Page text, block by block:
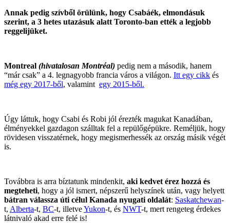
Annak pedig szívből örülünk, hogy Csabáék, elmondásuk
szerint, a 3 hetes utazásuk alatt Toronto-ban ették a legjobb
reggelijüket.
Montreal (hivatalosan Montréal) pedig nem a második, hanem
“már csak” a 4. legnagyobb francia város a világon. Itt egy cikk és
még egy 2017-ből, valamint egy 2015-ből.
Úgy láttuk, hogy Csabi és Robi jól érezték magukat Kanadában,
élményekkel gazdagon szálltak fel a repülőgépükre. Reméljük, hogy
rövidesen visszatérnek, hogy megismerhessék az ország másik végét
is.
Továbbra is arra bíztatunk mindenkit, aki kedvet érez hozzá és
megteheti, hogy a jól ismert, népszerű helyszínek után, vagy helyett
bátran válassza úti célul Kanada nyugati oldalát: Saskatchewan-
t, Alberta-t, BC-t, illetveYukon-t, és NWT-t, mert rengeteg érdekes
látnivaló akad erre felé is!